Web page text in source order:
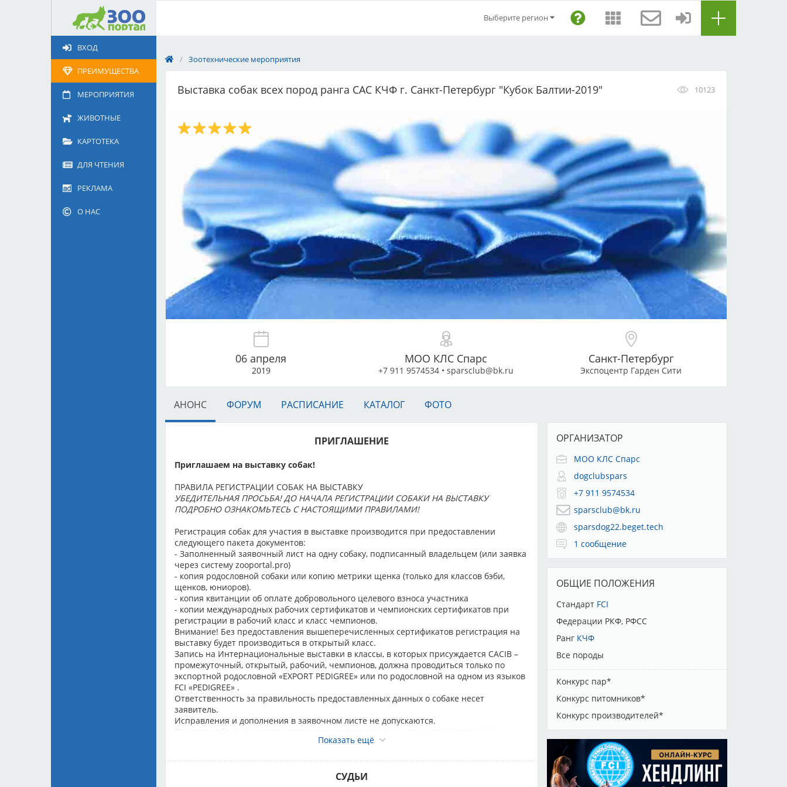
ВХОД
ПРЕИМУЩЕСТВА
МЕРОПРИЯТИЯ
ЖИВОТНЫЕ
КАРТОТЕКА
ДЛЯ ЧТЕНИЯ
РЕКЛАМА
О НАС
Выберите регион
/ Зоотехнические мероприятия
Выставка собак всех пород ранга САС КЧФ г. Санкт-Петербург "Кубок Балтии-2019" 10123
06 апреля
2019
МОО КЛС Спарс
+7 911 9574534 •sparsclub@bk.ru
Санкт-Петербург
Экспоцентр Гарден Сити
АНОНС ФОРУМ РАСПИСАНИЕ КАТАЛОГ ФОТО
ПРИГЛАШЕНИЕ
Приглашаем на выставку собак!
ПРАВИЛА РЕГИСТРАЦИИ СОБАК НА ВЫСТАВКУ
УБЕДИТЕЛЬНАЯ ПРОСЬБА! ДО НАЧАЛА РЕГИСТРАЦИИ СОБАКИ НА ВЫСТАВКУ
ПОДРОБНО ОЗНАКОМЬТЕСЬ С НАСТОЯЩИМИ ПРАВИЛАМИ!
Регистрация собак для участия в выставке производится при предоставлении
следующего пакета документов:
- Заполненный заявочный лист на одну собаку, подписанный владельцем (или заявка
через систему zooportal.pro)
- копия родословной собаки или копию метрики щенка (только для классов бэби,
щенков, юниоров).
- копия квитанции об оплате добровольного целевого взноса участника
- копии международных рабочих сертификатов и чемпионских сертификатов при
регистрации в рабочий класс и класс чемпионов.
Внимание! Без предоставления вышеперечисленных сертификатов регистрация на
выставку будет производиться в открытый класс.
Запись на Интернациональные выставки в классы, в которых присуждается CACIB –
промежуточный, открытый, рабочий, чемпионов, должна проводиться только по
экспортной родословной «EXPORT PEDIGREE» или по родословной на одном из языков
FCI «PEDIGREE» .
Ответственность за правильность предоставленных данных о собаке несет
заявитель.
Исправления и дополнения в заявочном листе не допускаются.
Перевод собаки из класса в класс допускается
в случае получения Чемпионского титула или
добровольного целевого взноса участника на дату перевода собаки из класса в класс.
Показать ещё
СУДЬИ
ОРГАНИЗАТОР
МОО КЛС Спарс
dogclubspars
+7 911 9574534
sparsclub@bk.ru
sparsdog22.beget.tech
1 сообщение
ОБЩИЕ ПОЛОЖЕНИЯ
Стандарт FCI
Федерации РКФ, РФСС
Ранг КЧФ
Все породы
Конкурс пар*
Конкурс питомников*
Конкурс производителей*
Животное
Щенка по коду метрики
Обращение